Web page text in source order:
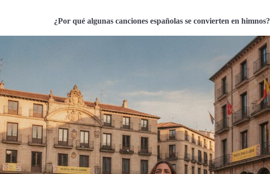
¿Por qué algunas canciones españolas se convierten en himnos?